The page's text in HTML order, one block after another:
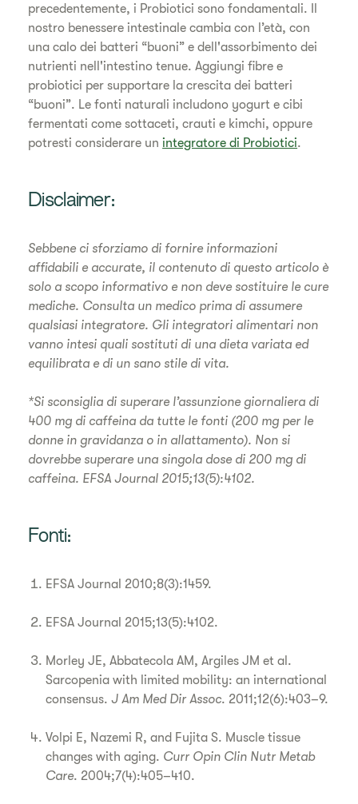
precedentemente, i Probiotici sono fondamentali. Il
nostro benessere intestinale cambia con l’età, con
una calo dei batteri “buoni” e dell'assorbimento dei
nutrienti nell'intestino tenue. Aggiungi fibre e
probiotici per supportare la crescita dei batteri
“buoni”. Le fonti naturali includono yogurt e cibi
fermentati come sottaceti, crauti e kimchi, oppure
potresti considerare unintegratore di Probiotici.
Disclaimer:
Sebbene ci sforziamo di fornire informazioni
affidabili e accurate, il contenuto di questo articolo è
solo a scopo informativo e non deve sostituire le cure
mediche. Consulta un medico prima di assumere
qualsiasi integratore. Gli integratori alimentari non
vanno intesi quali sostituti di una dieta variata ed
equilibrata e di un sano stile di vita.
*Si sconsiglia di superare l’assunzione giornaliera di
400 mg di caffeina da tutte le fonti (200 mg per le
donne in gravidanza o in allattamento). Non si
dovrebbe superare una singola dose di 200 mg di
caffeina. EFSA Journal 2015;13(5):4102.
Fonti:
EFSA Journal 2010;8(3):1459.
EFSA Journal 2015;13(5):4102.
Morley JE, Abbatecola AM, Argiles JM et al.
Sarcopenia with limited mobility: an international
consensus.J Am Med Dir Assoc. 2011;12(6):403–9.
Volpi E, Nazemi R, and Fujita S. Muscle tissue
changes with aging. Curr Opin Clin Nutr Metab
Care. 2004;7(4):405–410.